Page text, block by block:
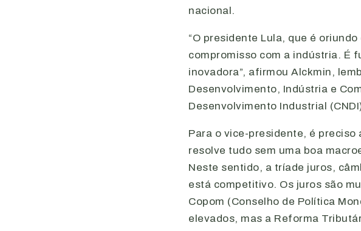
nacional.
“O presidente Lula, que é
compromisso com a indústria. É
inovadora”, afirmou Alckmin,
Desenvolvimento, Indústria e
Desenvolvimento Industrial
Para o vice-presidente, é
resolve tudo sem uma boa
Neste sentido, a tríade juros,
está competitivo. Os juros são
Copom (Conselho de Política
elevados, mas a Reforma